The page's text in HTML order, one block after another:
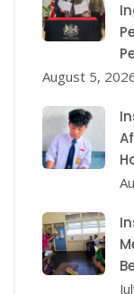
August 5,